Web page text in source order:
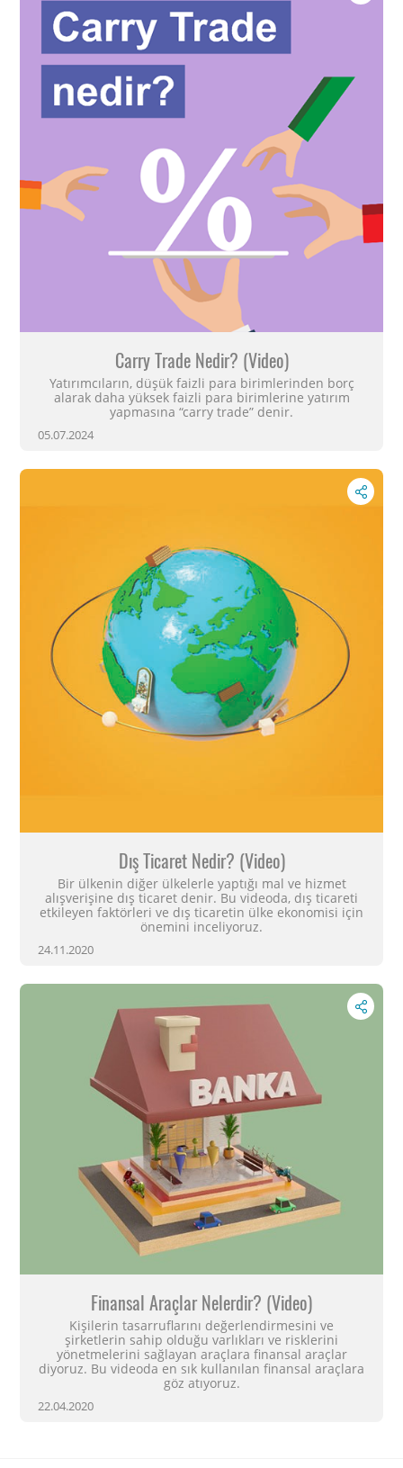
Carry Trade Nedir? (Video)
Yatırımcıların, düşük faizli para birimlerinden borç
alarak daha yüksek faizli para birimlerine yatırım
yapmasına “carry trade” denir.
05.07.2024
Dış Ticaret Nedir? (Video)
Bir ülkenin diğer ülkelerle yaptığı mal ve hizmet
alışverişine dış ticaret denir. Bu videoda, dış ticareti
etkileyen faktörleri ve dış ticaretin ülke ekonomisi için
önemini inceliyoruz.
24.11.2020
Finansal Araçlar Nelerdir? (Video)
Kişilerin tasarruflarını değerlendirmesini ve
şirketlerin sahip olduğu varlıkları ve risklerini
yönetmelerini sağlayan araçlara finansal araçlar
diyoruz. Bu videoda en sık kullanılan finansal araçlara
göz atıyoruz.
22.04.2020